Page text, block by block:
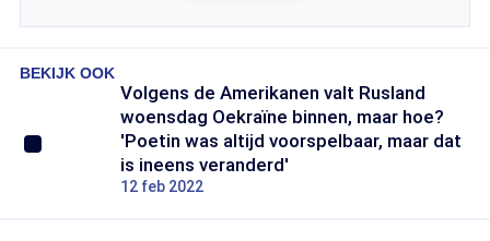
BEKIJK OOK
Volgens de Amerikanen valt Rusland
woensdag Oekraïne binnen, maar hoe?
'Poetin was altijd voorspelbaar, maar dat
is ineens veranderd'
12 feb 2022